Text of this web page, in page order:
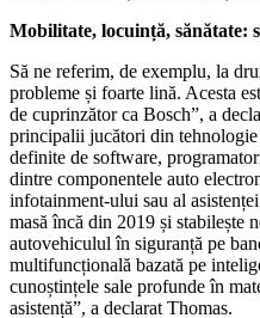
Mobilitate, locuință, sănătate:
Să ne referim, de exemplu, la
probleme și foarte lină. Acesta
de cuprinzător ca Bosch”, a
principalii jucători din
definite de software,
dintre componentele auto
infotainment-ului sau al
masă încă din 2019 și stabilește
autovehiculul în siguranță pe
multifuncțională bazată pe
cunoștințele sale profunde în
asistență”, a declarat Thomas.